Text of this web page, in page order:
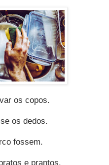
os copos.
os dedos.
fossem.
e prantos.